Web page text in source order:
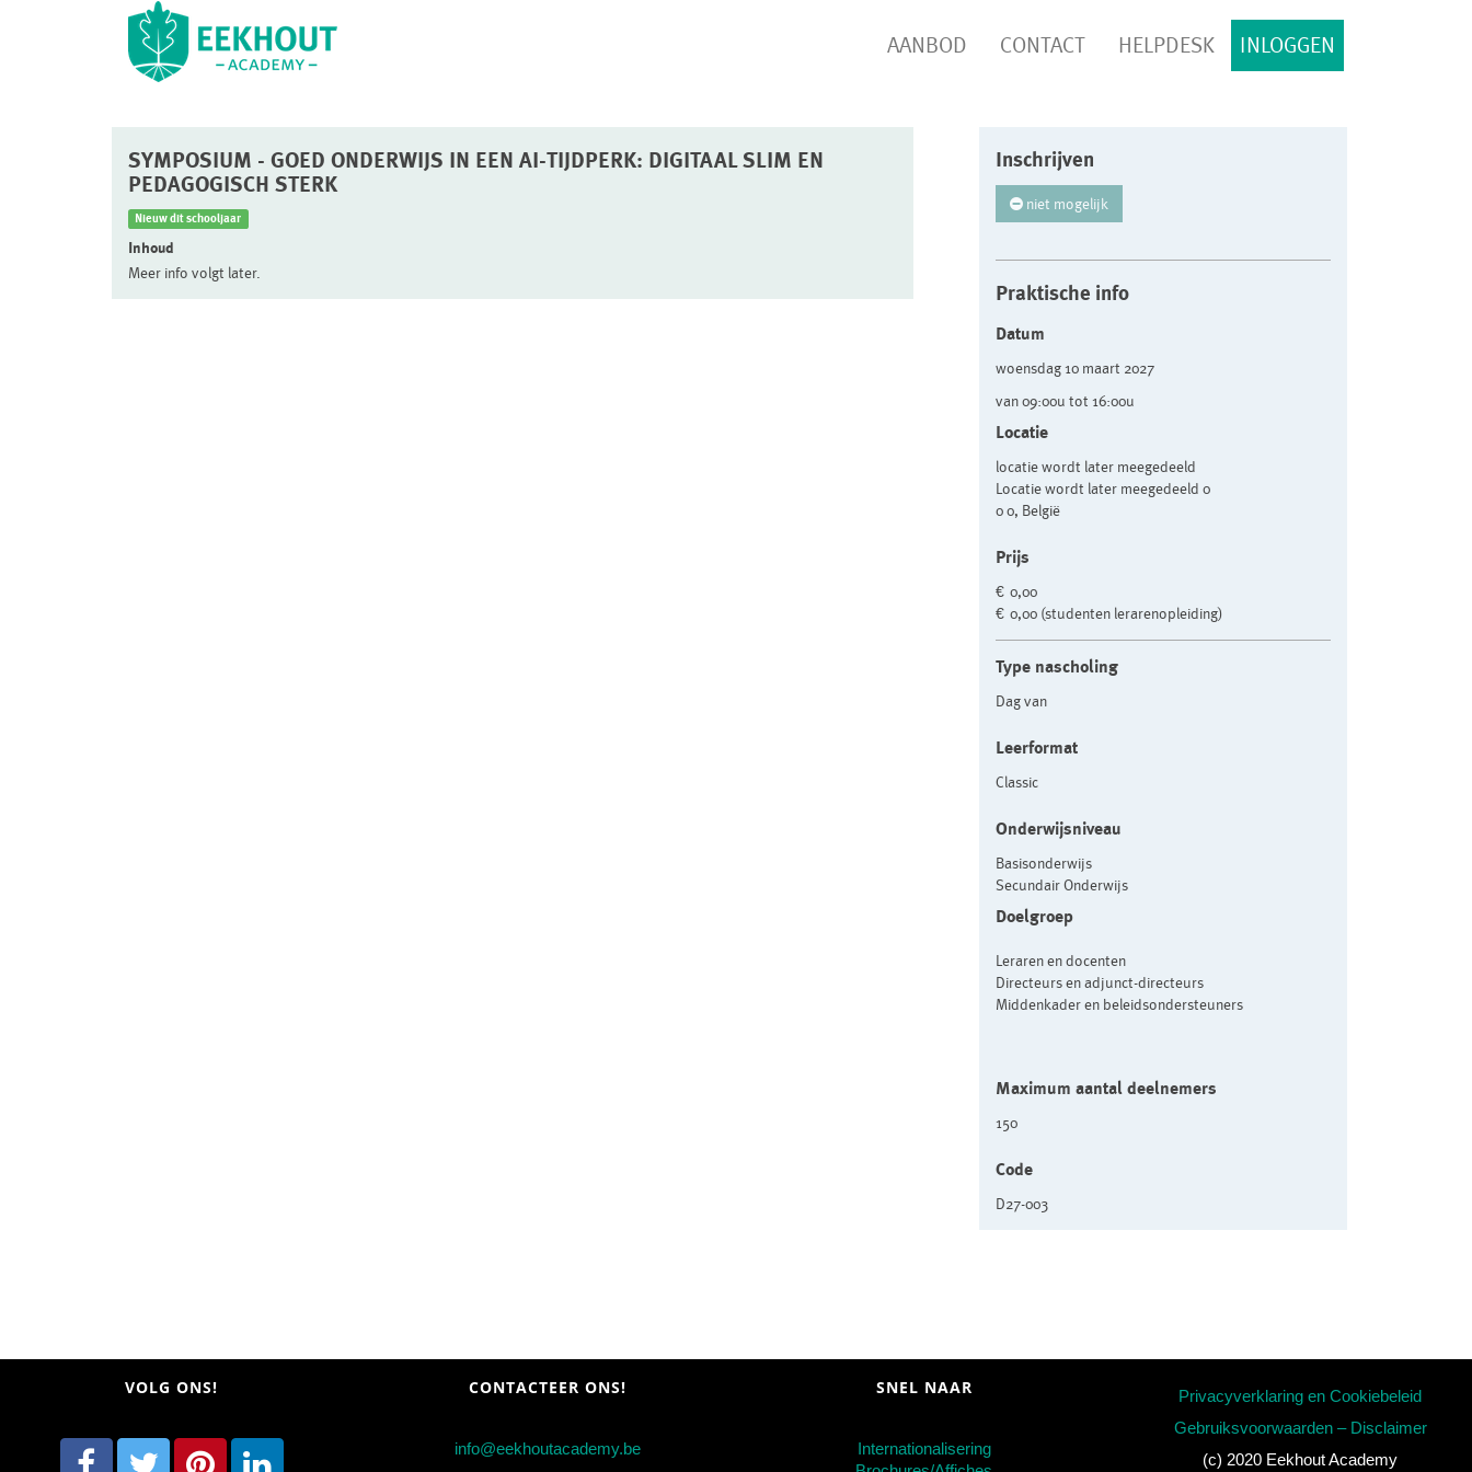
INLOGGEN
AANBOD CONTACT HELPDESK
SYMPOSIUM - GOED ONDERWIJS IN EEN AI-TIJDPERK: DIGITAAL SLIM EN
PEDAGOGISCH STERK
Nieuw dit schooljaar
Inhoud
Meer info volgt later.
Inschrijven
niet mogelijk
Praktische info
Datum
woensdag 10 maart 2027
van 09:00u tot 16:00u
Locatie
locatie wordt later meegedeeld
Locatie wordt later meegedeeld 0
0 0, België
Prijs
€ 0,00
€ 0,00 (studenten lerarenopleiding)
Type nascholing
Dag van
Leerformat
Classic
Onderwijsniveau
Basisonderwijs
Secundair Onderwijs
Doelgroep
Leraren en docenten
Directeurs en adjunct-directeurs
Middenkader en beleidsondersteuners
Maximum aantal deelnemers
150
Code
D27-003
VOLG ONS! CONTACTEER ONS!
info@eekhoutacademy.be
SNEL NAAR
Internationalisering
Privacyverklaring en Cookiebeleid
Gebruiksvoorwaarden – Disclaimer
(c) 2020 Eekhout Academy